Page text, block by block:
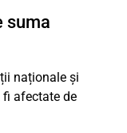
suma
naționale și
afectate de